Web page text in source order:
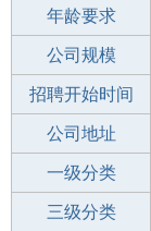
工作经验
年龄要求
工作地点
公司规模
公司电话
招聘开始时间
招聘结束时间
公司地址
一级分类
二级分类
三级分类